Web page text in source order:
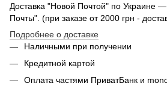
Доставка "Новой Почтой" по Украине
Почты". (при заказе от 2000 грн -
Подробнее о доставке
Наличными при получении
Кредитной картой
Оплата частями ПриватБанк и